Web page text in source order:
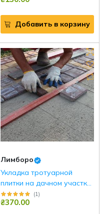
Добавить в корзину
Лимборо
Укладка тротуарной
плитки на дачном участке
в Киеве и области
(1)
₴370.00